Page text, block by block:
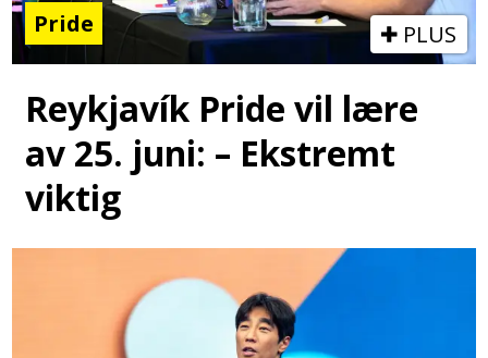
Pride PLUS
Reykjavík Pride vil lære
av 25. juni: – Ekstremt
viktig